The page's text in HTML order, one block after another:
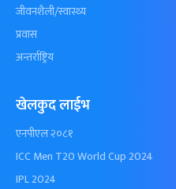
जीवनशैली/स्वास्थ्य
प्रवास
अन्तर्राष्ट्रिय
खेलकुद लाईभ
एनपीएल २०८१
ICC Men T20 World Cup 2024
IPL 2024